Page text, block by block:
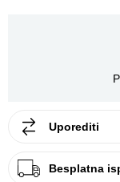
Uporediti
Besplatna